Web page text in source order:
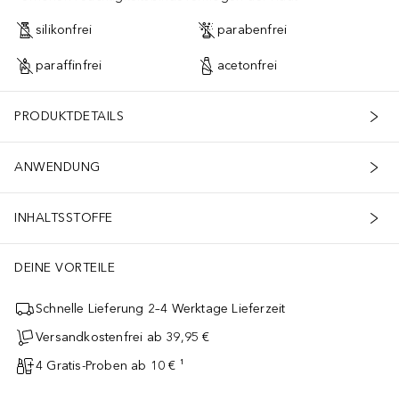
silikonfrei parabenfrei
paraffinfrei acetonfrei
PRODUKTDETAILS
ANWENDUNG
INHALTSSTOFFE
DEINE VORTEILE
Schnelle Lieferung 2–4 Werktage Lieferzeit
Versandkostenfrei ab 39,95 €
4 Gratis-Proben ab 10 € ¹